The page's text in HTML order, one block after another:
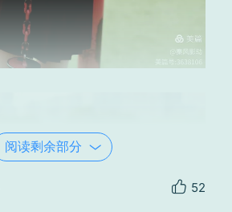
阅读剩余部分
52